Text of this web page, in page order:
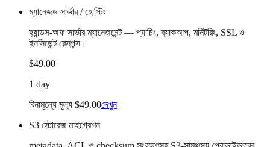
ম্যানেজড সার্ভার / হোস্টিং
হ্যান্ডস-অফ সার্ভার ম্যানেজমেন্ট — প্যাচিং, ব্যাকআপ, মনিটরিং, SSL ও
ইনসিডেন্ট রেসপন্স।
$49.00
1 day
বিনামূল্যে মূল্য $49.00দেখুন
S3 স্টোরেজ মাইগ্রেশন